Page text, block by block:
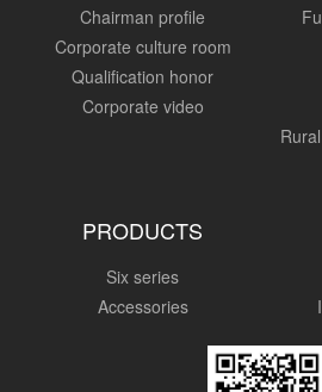
Chairman profile
Corporate culture room
Qualification honor
Corporate video
PRODUCTS
Six series
Accessories